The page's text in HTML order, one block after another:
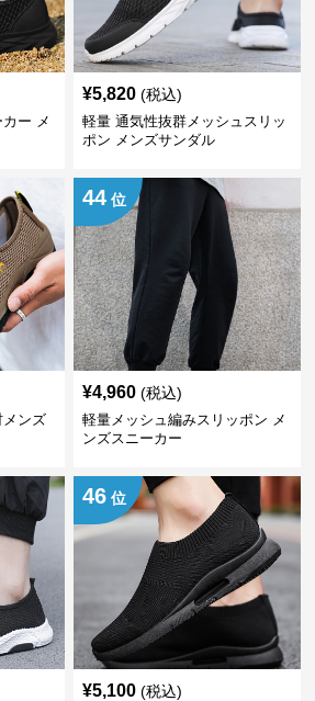
ー メ
¥5,820 (税込)
軽量 通気性抜群メッシュスリッ
ポン メンズサンダル
メンズ
44 位
¥4,960 (税込)
軽量メッシュ編みスリッポン メ
ンズスニーカー
46 位
¥5,100 (税込)